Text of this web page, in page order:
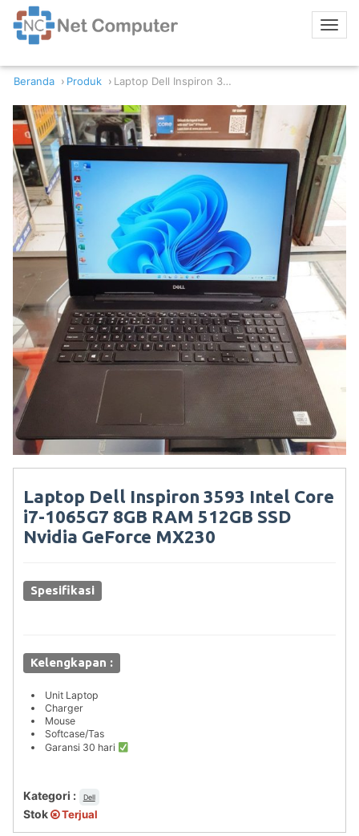
Beranda Produk Laptop Dell Inspiron 3593 Intel Core i7-1065G7 8GB RAM 512GB SSD Nvidia GeForce MX230
Laptop Dell Inspiron 3593 Intel Core
i7-1065G7 8GB RAM 512GB SSD
Nvidia GeForce MX230
Spesifikasi
Kelengkapan :
Unit Laptop
Charger
Mouse
Softcase/Tas
Garansi 30 hari
Kategori : Dell
Stok Terjual